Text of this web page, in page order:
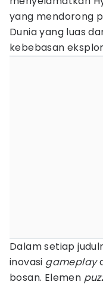
yang mendorong
Dunia yang luas
kebebasan
Dalam setiap
inovasi gameplay
bosan. Elemen